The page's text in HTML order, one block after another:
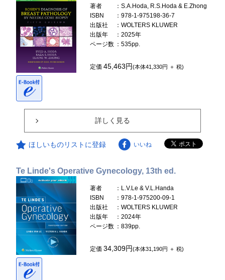
著者
：S.A.Hoda, R.S.Hoda & E.Zhong
ISBN
：978-1-975198-36-7
出版社
：WOLTERS KLUWER
出版年
：2025年
ページ数 ：535pp.
定価45,463円(本体41,330円 ＋ 税)
詳しく見る
ほしいものリストに登録 いいね
Te Linde's Operative Gynecology, 13th ed.
著者
：L.V.Le & V.L.Handa
ISBN
：978-1-975200-09-1
出版社
：WOLTERS KLUWER
出版年
：2024年
ページ数 ：839pp.
定価34,309円(本体31,190円 ＋ 税)